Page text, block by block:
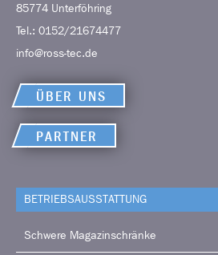
85774 Unterföhring
Tel.: 0152/21674477
info@ross-tec.de
ÜBER UNS
PARTNER
BETRIEBS­AUSSTATTUNG
Schwere Magazinschränke